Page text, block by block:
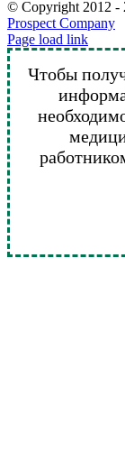
© Copyright 2012 -
Prospect Company
Vk
Telegram
YouTube
Email
Page load link
Чтобы